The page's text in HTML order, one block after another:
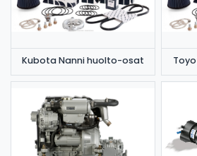
Kubota Nanni huolto-osat